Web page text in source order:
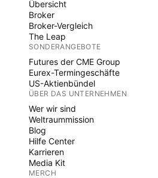
Übersicht
Broker
Broker-Vergleich
The Leap
SONDERANGEBOTE
Futures der CME Group
Eurex-Termingeschäfte
US-Aktienbündel
ÜBER DAS UNTERNEHMEN
Wer wir sind
Weltraummission
Blog
Hilfe Center
Karrieren
Media Kit
MERCH